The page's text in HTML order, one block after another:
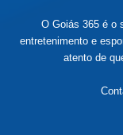
O Goiás 365 é o
entretenimento e
atento de